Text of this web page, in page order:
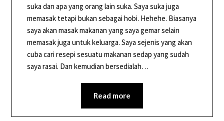
suka dan apa yang orang lain suka. Saya suka juga
memasak tetapi bukan sebagai hobi. Hehehe. Biasanya
saya akan masak makanan yang saya gemar selain
memasak juga untuk keluarga. Saya sejenis yang akan
cuba cari resepi sesuatu makanan sedap yang sudah
saya rasai. Dan kemudian bersedialah…
Read more